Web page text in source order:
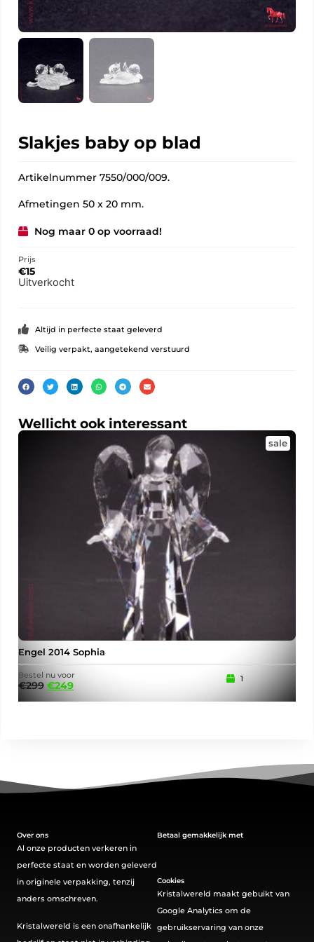
Slakjes baby op blad
Artikelnummer 7550/000/009.
Afmetingen 50 x 20 mm.
Nog maar 0 op voorraad!
Prijs
€15
Uitverkocht
Altijd in perfecte staat geleverd
Veilig verpakt, aangetekend verstuurd
Wellicht ook interessant
sale
Engel 2014 Sophia
Bestel nu voor
€299 €249
1
Over ons
Al onze producten verkeren in
perfecte staat en worden geleverd
in originele verpakking, tenzij
anders omschreven.
Kristalwereld is een onafhankelijk
Betaal gemakkelijk met
Cookies
Kristalwereld maakt gebuikt van
Google Analytics om de
gebruikservaring van onze